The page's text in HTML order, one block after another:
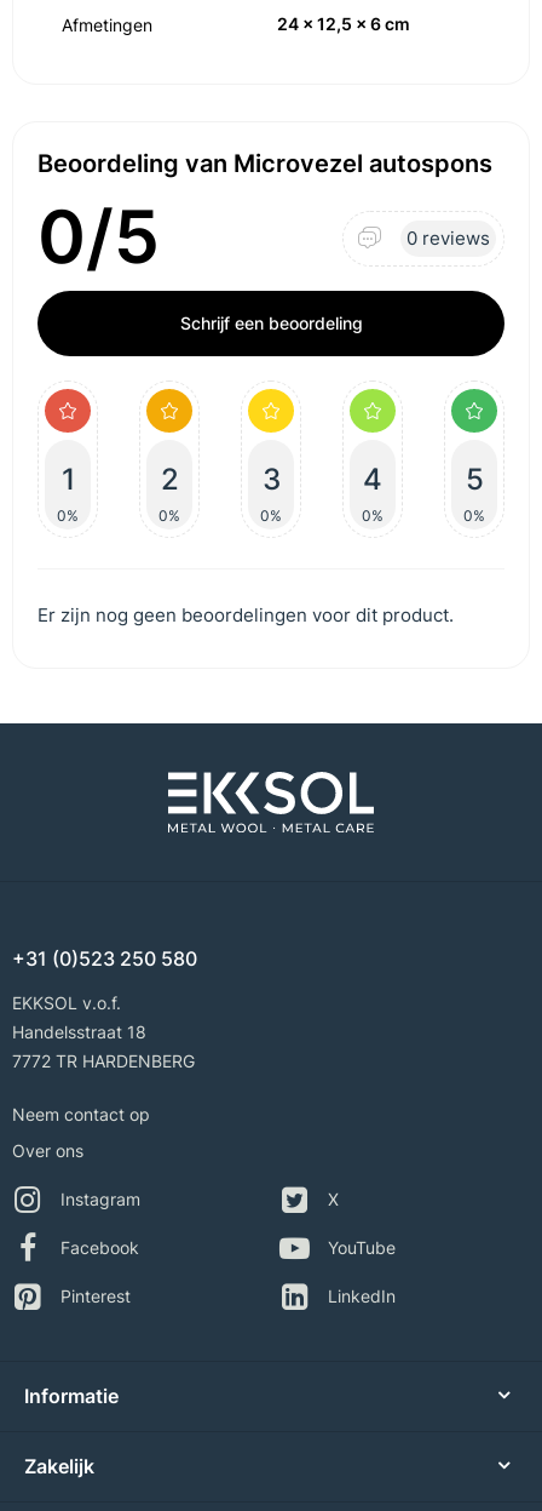
Afmetingen 24 x 12,5 x 6 cm
Beoordeling van Microvezel autospons
0/5 0 reviews
Schrijf een beoordeling
1
0%
2
0%
3
0%
4
0%
5
0%
Er zijn nog geen beoordelingen voor dit product.
+31 (0)523 250 580
EKKSOL v.o.f.
Handelsstraat 18
7772 TR HARDENBERG
Neem contact op
Over ons
Instagram
Facebook
Pinterest
X
YouTube
LinkedIn
Informatie
Zakelijk